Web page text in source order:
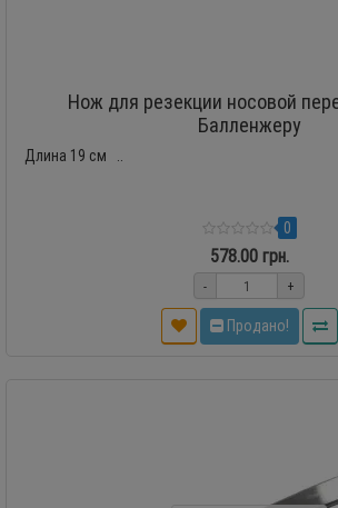
Нож для резекции носовой
Балленжеру
Длина 19 см ..
0
578.00 грн.
- +
Продано!